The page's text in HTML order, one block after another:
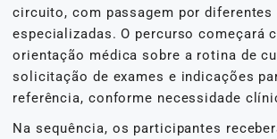
circuito, com passagem por diferentes
especializadas. O percurso começará
orientação médica sobre a rotina de
solicitação de exames e indicações
referência, conforme necessidade
Na sequência, os participantes